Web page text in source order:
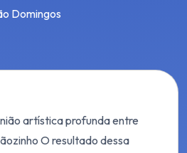
Domingos
artística profunda entre
O resultado dessa